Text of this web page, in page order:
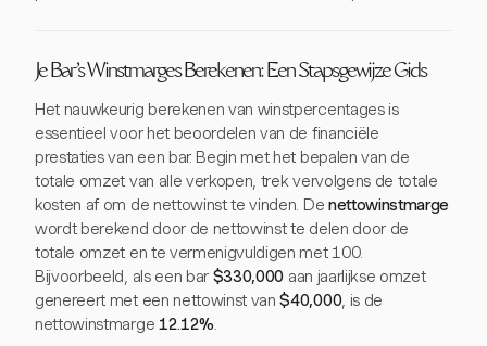
Je Bar's Winstmarges Berekenen: Een Stapsgewijze Gids
Het nauwkeurig berekenen van winstpercentages is
essentieel voor het beoordelen van de financiële
prestaties van een bar. Begin met het bepalen van de
totale omzet van alle verkopen, trek vervolgens de totale
kosten af om de nettowinst te vinden. De nettowinstmarge
wordt berekend door de nettowinst te delen door de
totale omzet en te vermenigvuldigen met 100.
Bijvoorbeeld, als een bar $330,000 aan jaarlijkse omzet
genereert met een nettowinst van$40,000, is de
nettowinstmarge 12.12%.